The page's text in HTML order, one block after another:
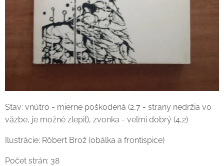
Stav: vnútro - mierne poškodená (2,7 - strany nedržia vo
väzbe, je možné zlepiť), zvonka - veľmi dobrý (4,2)
Ilustrácie: Rôbert Brož (obálka a frontispice)
Počet strán: 38